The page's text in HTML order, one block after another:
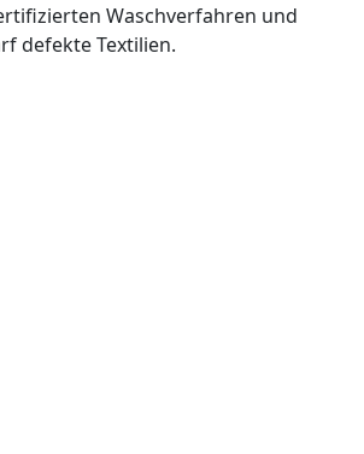
Waschverfahren und
defekte Textilien.